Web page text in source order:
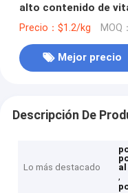
alto contenido de
una finalidad de 60-
Precio：$1.2/kg MOQ
Mejor precio
Descripción De
Lo más destacado
,